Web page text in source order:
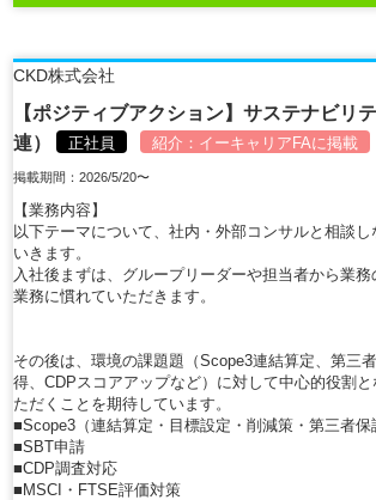
CKD株式会社
【ポジティブアクション】サステナビリ
連）
正社員 紹介： イーキャリアFAに掲載
掲載期間：2026/5/20〜
【業務内容】
以下テーマについて、社内・外部コンサルと相談
いきます。
入社後まずは、グループリーダーや担当者から業
業務に慣れていただきます。
その後は、環境の課題題（Scope3連結算定、第三
得、CDPスコアアップなど）に対して中心的役割
ただくことを期待しています。
■Scope3（連結算定・目標設定・削減策・第三者保
■SBT申請
■CDP調査対応
■MSCI・FTSE評価対策